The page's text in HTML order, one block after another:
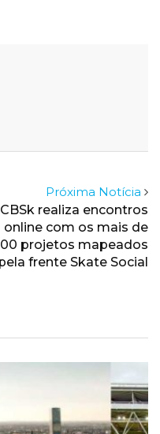
Próxima Notícia
CBSk realiza encontros
online com os mais de
projetos mapeados
frente Skate Social